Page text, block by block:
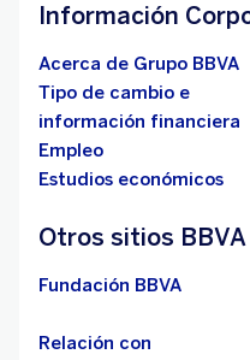
Información
Acerca de Grupo BBVA
Tipo de cambio e
información financiera
Empleo
Estudios económicos
Otros sitios BBVA
Fundación BBVA
Relación con